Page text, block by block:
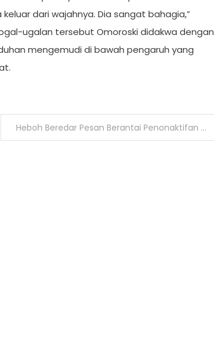
dari wajahnya. Dia sangat bahagia,”
ugalan tersebut Omoroski didakwa dengan
mengemudi di bawah pengaruh yang
Heboh Beredar Pesan Berantai Penonaktifan E-KTP Warga DKI, Ternyata Hoaks